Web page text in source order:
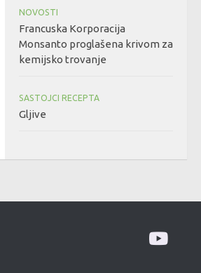
NOVOSTI
Francuska Korporacija
Monsanto proglašena krivom za
kemijsko trovanje
SASTOJCI RECEPTA
Gljive